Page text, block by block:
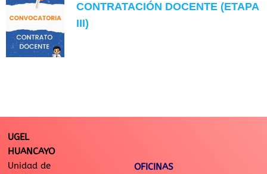
CONTRATACIÓN DOCENTE (ETAPA
III)
UGEL
HUANCAYO
Unidad de
OFICINAS